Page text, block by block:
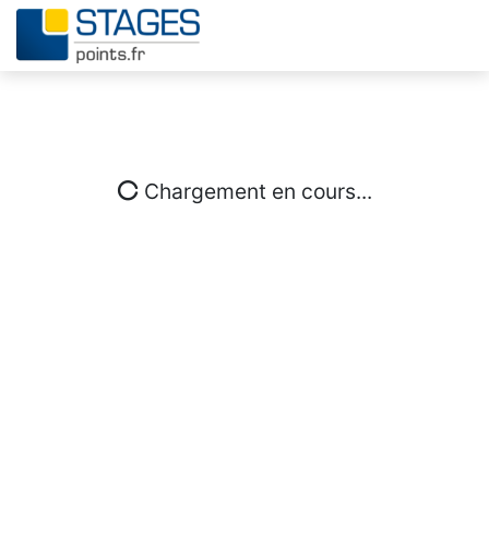
Chargement en cours...